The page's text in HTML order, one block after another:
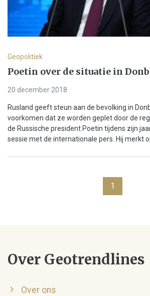
Geopolitiek
Poetin over de situatie in
20 december 2018
Rusland geeft steun aan de bevolking in
voorkomen dat ze worden geplet door de
de Russische president Poetin tijdens zijn
sessie met de internationale pers. Hij merkt
1
Over Geotrendlines
Over ons